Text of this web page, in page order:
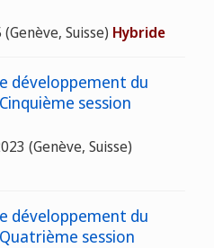
(Genève, Suisse) Hybride
développement du
session
(Genève, Suisse)
développement du
session